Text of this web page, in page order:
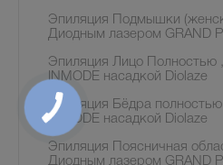
Эпиляция Подмышки
Диодным лазером GRAND
Эпиляция Лицо Полностью ,
INMODE насадкой Diolaze
Эпиляция Бёдра
INMODE насадкой Diolaze
Эпиляция Поясничная
Диодным лазером GRAND